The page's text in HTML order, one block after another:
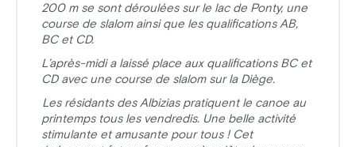
200 m se sont déroulées sur le lac de Ponty, une
course de slalom ainsi que les qualifications AB,
BC et CD.
L’après-midi a laissé place aux qualifications BC et
CD avec une course de slalom sur la Diège.
Les résidants des Albizias pratiquent le canoe au
printemps tous les vendredis. Une belle activité
stimulante et amusante pour tous ! Cet